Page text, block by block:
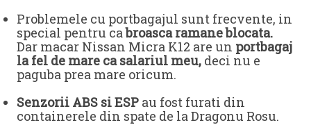
Problemele cu portbagajul sunt frecvente, in
special pentru cabroasca ramane blocata.
Dar macar Nissan Micra K12 are un portbagaj
la fel de mare ca salariul meu, deci nu e
paguba prea mare oricum.
Senzorii ABS si ESP au fost furati din
containerele din spate de la Dragonu Rosu.